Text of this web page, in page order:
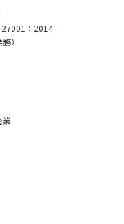
27001：2014
）
業